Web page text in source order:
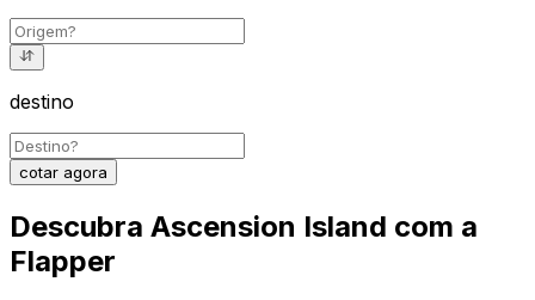
destino
cotar agora
Descubra Ascension Island com a
Flapper